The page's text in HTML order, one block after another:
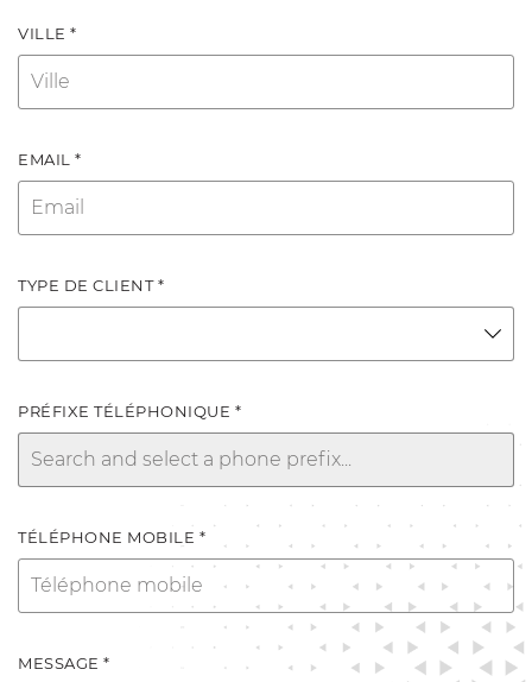
VILLE *
EMAIL *
TYPE DE CLIENT *
PRÉFIXE TÉLÉPHONIQUE *
TÉLÉPHONE MOBILE *
MESSAGE *